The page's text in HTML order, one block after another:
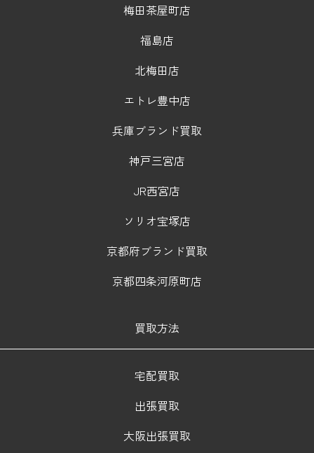
梅田茶屋町店
福島店
北梅田店
エトレ豊中店
兵庫ブランド買取
神戸三宮店
JR西宮店
ソリオ宝塚店
京都府ブランド買取
京都四条河原町店
買取方法
宅配買取
出張買取
大阪出張買取